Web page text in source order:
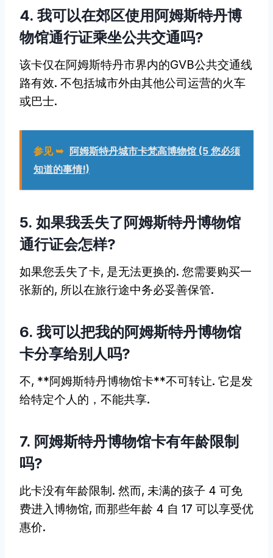
4. 我可以在郊区使用阿姆斯特丹博
物馆通行证乘坐公共交通吗?
该卡仅在阿姆斯特丹市界内的GVB公共交通线
路有效. 不包括城市外由其他公司运营的火车
或巴士.
参见 ➥ 阿姆斯特丹城市卡梵高博物馆 (5 您必须
知道的事情!)
5. 如果我丢失了阿姆斯特丹博物馆
通行证会怎样?
如果您丢失了卡, 是无法更换的. 您需要购买一
张新的, 所以在旅行途中务必妥善保管.
6. 我可以把我的阿姆斯特丹博物馆
卡分享给别人吗?
不, **阿姆斯特丹博物馆卡**不可转让. 它是发
给特定个人的，不能共享.
7. 阿姆斯特丹博物馆卡有年龄限制
吗?
此卡没有年龄限制. 然而, 未满的孩子 4 可免
费进入博物馆, 而那些年龄 4 自 17 可以享受优
惠价.